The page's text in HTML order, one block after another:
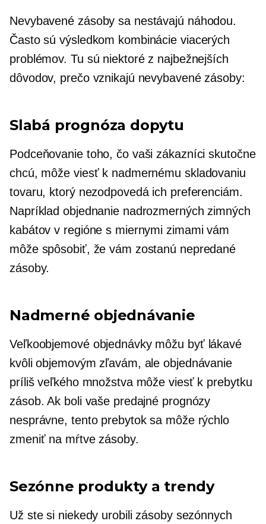
Nevybavené zásoby sa nestávajú náhodou.
Často sú výsledkom kombinácie viacerých
problémov. Tu sú niektoré z najbežnejších
dôvodov, prečo vznikajú nevybavené zásoby:
Slabá prognóza dopytu
Podceňovanie toho, čo vaši zákazníci skutočne
chcú, môže viesť k nadmernému skladovaniu
tovaru, ktorý nezodpovedá ich preferenciám.
Napríklad objednanie nadrozmerných zimných
kabátov v regióne s miernymi zimami vám
môže spôsobiť, že vám zostanú nepredané
zásoby.
Nadmerné objednávanie
Veľkoobjemové objednávky môžu byť lákavé
kvôli objemovým zľavám, ale objednávanie
príliš veľkého množstva môže viesť k prebytku
zásob. Ak boli vaše predajné prognózy
nesprávne, tento prebytok sa môže rýchlo
zmeniť na mŕtve zásoby.
Sezónne produkty a trendy
Už ste si niekedy urobili zásoby sezónnych